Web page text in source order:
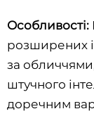
Особливості:
розширених
за
штучного
доречним